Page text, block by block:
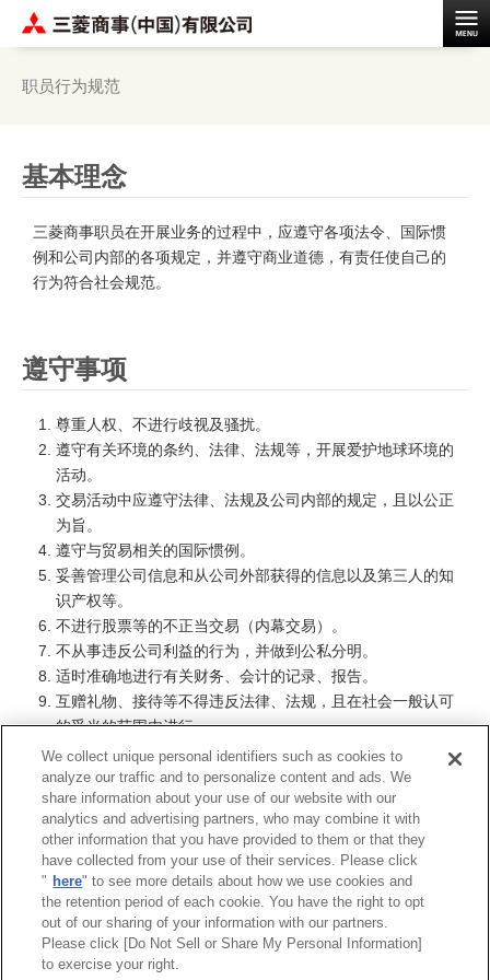
职员行为规范
基本理念
三菱商事职员在开展业务的过程中，应遵守各项法令、国际惯
例和公司内部的各项规定，并遵守商业道德，有责任使自己的
行为符合社会规范。
遵守事项
尊重人权、不进行歧视及骚扰。
遵守有关环境的条约、法律、法规等，开展爱护地球环境的
活动。
交易活动中应遵守法律、法规及公司内部的规定，且以公正
为旨。
遵守与贸易相关的国际惯例。
妥善管理公司信息和从公司外部获得的信息以及第三人的知
识产权等。
不进行股票等的不正当交易（内幕交易）。
不从事违反公司利益的行为，并做到公私分明。
适时准确地进行有关财务、会计的记录、报告。
互赠礼物、接待等不得违反法律、法规，且在社会一般认可
的妥当的范围内进行。
不屈服于反社会势力，不向其提供任何利益。
对于违反本规范的行为，无论是发现他人违反或是因疏忽自
身违反时，应立即向上级、中国区域合规官、场所守法经营
负责人、中国守法经营事务局、守法经营实务担当或者守法
经营外部律师进行汇报、咨询。
三菱商事职员行为规范（全文） (PDF:277KB)
We collect unique personal identifiers such as cookies to
analyze our traffic and to personalize content and ads. We
share information about your use of our website with our
analytics and advertising partners, who may combine it with
other information that you have provided to them or that they
have collected from your use of their services. Please click
" here" to see more details about how we use cookies and
the retention period of each cookie. You have the right to opt
out of our sharing of your information with our partners.
Please click [Do Not Sell or Share My Personal Information]
to exercise your right.